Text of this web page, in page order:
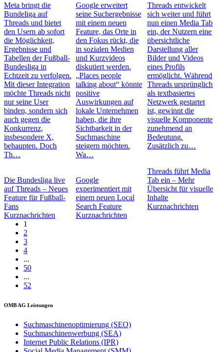
Meta bringt die
Bundeliga auf
Threads und bietet
den Usern ab sofort
die Möglichkeit,
Ergebnisse und
Tabellen der Fußball-
Bundesliga in
Echtzeit zu verfolgen.
Mit dieser Integration
möchte Threads nicht
nur seine User
binden, sondern sich
auch gegen die
Konkurrenz,
insbesondere X,
behaupten. Doch
Th…
Die Bundesliga live
auf Threads – Neues
Feature für Fußball-
Fans
Kurznachrichten
Google erweitert
seine Suchergebnisse
mit einem neuen
Feature, das Orte in
den Fokus rückt, die
in sozialen Medien
und Kurzvideos
diskutiert werden.
„Places people
talking about“ könnte
positive
Auswirkungen auf
lokale Unternehmen
haben, die ihre
Sichtbarkeit in der
Suchmaschine
steigern möchten.
Wa…
Google
experimentiert mit
einem neuen Local
Search Feature
Kurznachrichten
Threads entwickelt
sich weiter und führt
nun einen Media Tab
ein, der Nutzern eine
übersichtliche
Darstellung aller
Bilder und Videos
eines Profils
ermöglicht. Während
Threads ursprünglich
als textbasiertes
Netzwerk gestartet
ist, gewinnt die
visuelle Komponente
zunehmend an
Bedeutung.
Zusätzlich zu…
Threads führt Media
Tab ein – Mehr
Übersicht für visuelle
Inhalte
Kurznachrichten
1
2
3
4
...
50
...
52
OMB AG Leistungen
Suchmaschinenoptimierung (SEO)
Suchmaschinenwerbung (SEA)
Internet Public Relations (IPR)